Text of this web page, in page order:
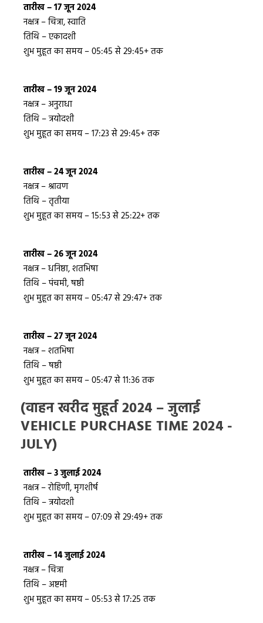
तारीख – 17 जून 2024
नक्षत्र – चित्रा, स्वाति
तिथि – एकादशी
शुभ मुहूत का समय – 05:45 से 29:45+ तक
तारीख – 19 जून 2024
नक्षत्र – अनुराधा
तिथि – त्रयोदशी
शुभ मुहूत का समय – 17:23 से 29:45+ तक
तारीख – 24 जून 2024
नक्षत्र – श्रावण
तिथि – तृतीया
शुभ मुहूत का समय – 15:53 से 25:22+ तक
तारीख – 26 जून 2024
नक्षत्र – धनिष्ठा, शतभिषा
तिथि – पंचमी, षष्ठी
शुभ मुहूत का समय – 05:47 से 29:47+ तक
तारीख – 27 जून 2024
नक्षत्र – शतभिषा
तिथि – षष्ठी
शुभ मुहूत का समय – 05:47 से 11:36 तक
(वाहन खरीद मुहूर्त 2024 – जुलाई
VEHICLE PURCHASE TIME 2024 -
JULY)
तारीख – 3 जुलाई 2024
नक्षत्र – रोहिणी, मृगशीर्ष
तिथि – त्रयोदशी
शुभ मुहूत का समय – 07:09 से 29:49+ तक
तारीख – 14 जुलाई 2024
नक्षत्र – चित्रा
तिथि – अष्टमी
शुभ मुहूत का समय – 05:53 से 17:25 तक